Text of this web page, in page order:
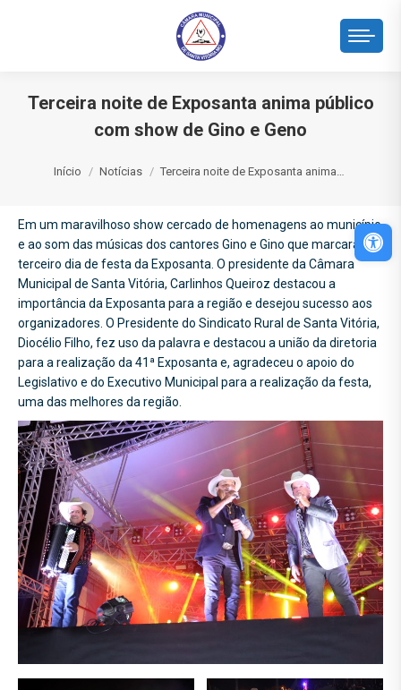
Terceira noite de Exposanta anima público
com show de Gino e Geno
Início Notícias Terceira noite de Exposanta anima…
Em um maravilhoso show cercado de homenagens ao município
e ao som das músicas dos cantores Gino e Gino que marcaram o
terceiro dia de festa da Exposanta. O presidente da Câmara
Municipal de Santa Vitória, Carlinhos Queiroz destacou a
importância da Exposanta para a região e desejou sucesso aos
organizadores. O Presidente do Sindicato Rural de Santa Vitória,
Diocélio Filho, fez uso da palavra e destacou a união da diretoria
para a realização da 41ª Exposanta e, agradeceu o apoio do
Legislativo e do Executivo Municipal para a realização da festa,
uma das melhores da região.